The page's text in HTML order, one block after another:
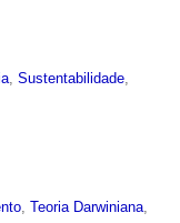
,Sustentabilidade,
,Teoria Darwiniana,